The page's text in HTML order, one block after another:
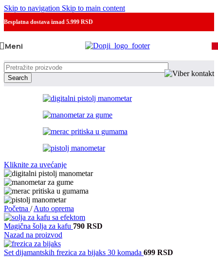
Skip to navigation Skip to main content
Besplatna dostava iznad 5.999 RSD
Meni
Search
Kliknite za uvećanje
Početna / Auto oprema
Magična šolja za kafu 790 RSD
Nazad na proizvod
Set dijamantskih frezica za bijaks 30 komada 699 RSD